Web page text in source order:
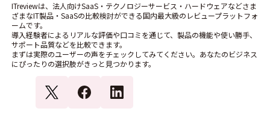
ITreviewは、法人向けSaaS・テクノロジーサービス・ハードウェアなどさま
ざまなIT製品・SaaSの比較検討ができる国内最大級のレビュープラットフォ
ームです。
導入経験者によるリアルな評価や口コミを通じて、製品の機能や使い勝手、
サポート品質などを比較できます。
まずは実際のユーザーの声をチェックしてみてください。あなたのビジネス
にぴったりの選択肢がきっと見つかります。